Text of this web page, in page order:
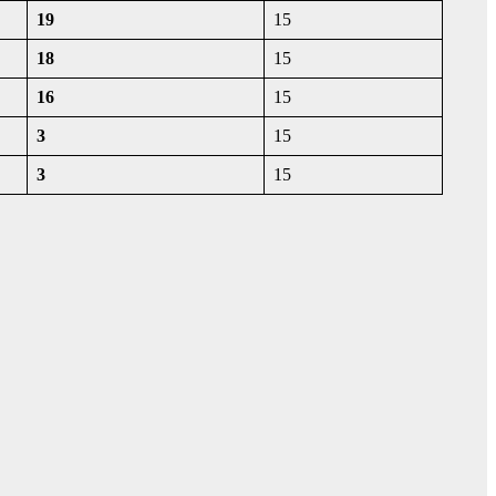
19 15
18 15
16 15
3 15
3 15